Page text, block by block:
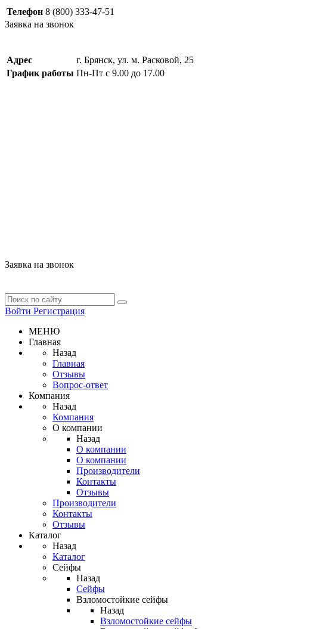
Телефон 8 (800) 333-47-51
Заявка на звонок
Адрес
г. Брянск, ул. м. Расковой, 25
График работы Пн-Пт с 9.00 до 17.00
Заявка на звонок
Войти Регистрация
МЕНЮ
Главная
Назад
Главная
Отзывы
Вопрос-ответ
Компания
Назад
Компания
О компании
Назад
О компании
О компании
Производители
Контакты
Отзывы
Производители
Контакты
Отзывы
Каталог
Назад
Каталог
Сейфы
Назад
Сейфы
Взломостойкие сейфы
Назад
Взломостойкие сейфы